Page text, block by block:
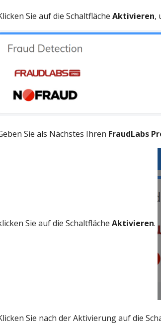
Sie auf die Schaltfläche Aktivieren,
Sie als Nächstes Ihren FraudLabs
Sie auf die Schaltfläche Aktivieren.
Sie nach der Aktivierung auf die